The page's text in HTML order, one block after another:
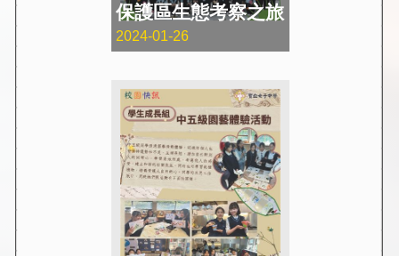
保護區生態考察之旅
2024-01-26